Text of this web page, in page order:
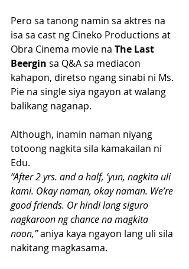
Pero sa tanong namin sa aktres na
isa sa cast ng Cineko Productions at
Obra Cinema movie na The Last
Beergin sa Q&A sa mediacon
kahapon, diretso ngang sinabi ni Ms.
Pie na single siya ngayon at walang
balikang naganap.
Although, inamin naman niyang
totoong nagkita sila kamakailan ni
Edu.
“After 2 yrs. and a half, ‘yun, nagkita uli
kami. Okay naman, okay naman. We’re
good friends. Or hindi lang siguro
nagkaroon ng chance na magkita
noon,” aniya kaya ngayon lang uli sila
nakitang magkasama.